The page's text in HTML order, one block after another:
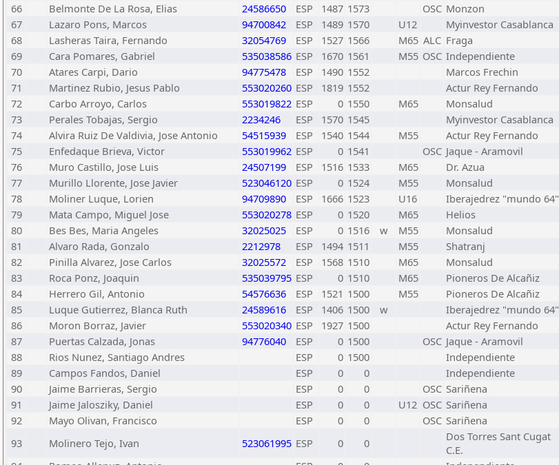
66
Belmonte De La Rosa, Elias 24586650 ESP 1487 1573 OSC Monzon
67
Lazaro Pons, Marcos 94700842 ESP 1489 1570 U12
Myinvestor Casablanca
68
Lasheras Taira, Fernando 32054769 ESP 1527 1566 M65 ALC Fraga
69
Cara Pomares, Gabriel 535038586 ESP 1670 1561 M55 OSC Independiente
70
Atares Carpi, Dario 94775478 ESP 1490 1552
Marcos Frechin
71
Martinez Rubio, Jesus Pablo 553020260 ESP 1819 1552
Actur Rey Fernando
72
Carbo Arroyo, Carlos 553019822 ESP 0 1550 M65
Monsalud
73
Perales Tobajas, Sergio 2234246 ESP 1570 1545
Myinvestor Casablanca
74
Alvira Ruiz De Valdivia, Jose Antonio 54515939 ESP 1540 1544 M55
Actur Rey Fernando
75
Enfedaque Brieva, Victor 553019962 ESP 0 1541 OSC Jaque - Aramovil
76
Muro Castillo, Jose Luis 24507199 ESP 1516 1533 M65
Dr. Azua
77
Murillo Llorente, Jose Javier 523046120 ESP 0 1524 M55
Monsalud
78
Moliner Luque, Lorien 94709890 ESP 1666 1523 U16
Iberajedrez "mundo 64"
79
Mata Campo, Miguel Jose 553020278 ESP 0 1520 M65
Helios
80
Bes Bes, Maria Angeles 32025025 ESP 0 1516 w M55
Monsalud
81
Alvaro Rada, Gonzalo 2212978 ESP 1494 1511 M55
Shatranj
82
Pinilla Alvarez, Jose Carlos 32025572 ESP 1568 1510 M65
Monsalud
83
Roca Ponz, Joaquin 535039795 ESP 0 1510 M65
Pioneros De Alcañiz
84
Herrero Gil, Antonio 54576636 ESP 1521 1500 M55
Pioneros De Alcañiz
85
Luque Gutierrez, Blanca Ruth 24589616 ESP 1406 1500 w
Iberajedrez "mundo 64"
86
Moron Borraz, Javier 553020340 ESP 1927 1500
Actur Rey Fernando
87
Puertas Calzada, Jonas 94776040 ESP 0 1500 OSC Jaque - Aramovil
88
Rios Nunez, Santiago Andres ESP 0 1500
Independiente
89
Campos Fandos, Daniel ESP 0 0
Independiente
90
Jaime Barrieras, Sergio ESP 0 0 OSC Sariñena
91
Jaime Jalosziky, Daniel ESP 0 0 U12 OSC Sariñena
92
Mayo Olivan, Francisco ESP 0 0 OSC Sariñena
93
Molinero Tejo, Ivan 523061995 ESP 0 0
Dos Torres Sant Cugat
C.E.